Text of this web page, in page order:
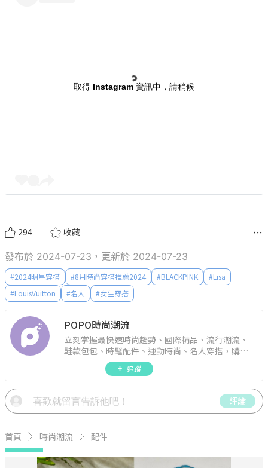
取得 Instagram 資訊中，請稍候
294 收藏
發布於 2024-07-23，更新於 2024-07-23
#2024明星穿搭 #8月時尚穿搭推薦2024 #BLACKPINK #Lisa
#LouisVuitton #名人 #女生穿搭
POPO時尚潮流
立刻掌握最快速時尚趨勢、國際精品、流行潮流、
鞋款包包、時髦配件、運動時尚、名人穿搭，購物
追蹤
評論
首頁 時尚潮流 配件